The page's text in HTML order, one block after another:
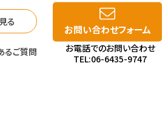
る
るご質問
お問い合わせフォーム
お電話でのお問い合わせ
TEL:06-6435-9747